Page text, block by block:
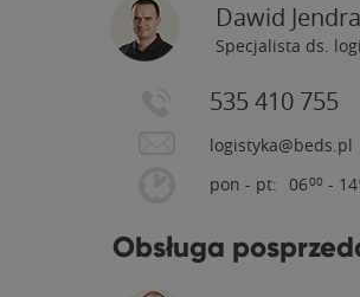
Dawid
Specjalista ds.
535 410 755
logistyka@beds.pl
pon - pt: 0600 - 14
Obsługa